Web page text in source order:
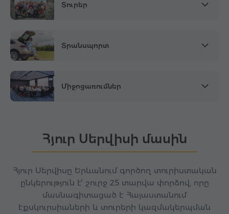
Տուրեր
Տրանսպորտ
Միջոցառումներ
Հյուր Սերվիսի մասին
Հյուր Սերվիսը Երևանում գործող տուրիստական
ընկերություն է՝ շուրջ 25 տարվա փորձով, որը
մասնագիտացած է Հայաստանում
էքսկուրսիաների և տուրերի կազմակերպման